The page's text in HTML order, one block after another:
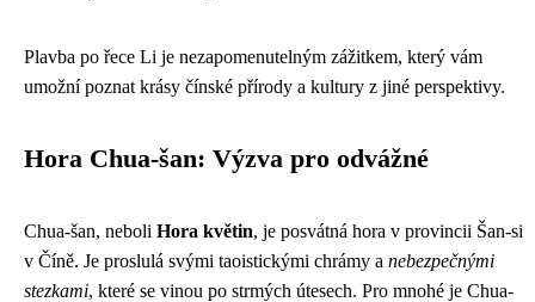
Plavba po řece Li je nezapomenutelným zážitkem, který vám
umožní poznat krásy čínské přírody a kultury z jiné perspektivy.
Hora Chua-šan: Výzva pro odvážné
Chua-šan, neboli Hora květin, je posvátná hora v provincii Šan-si
v Číně. Je proslulá svými taoistickými chrámy a nebezpečnými
stezkami, které se vinou po strmých útesech. Pro mnohé je Chua-